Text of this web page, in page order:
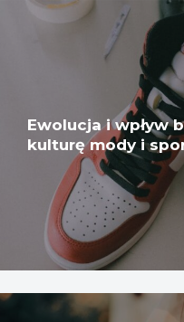
Ewolucja i wpływ
kulturę mody i